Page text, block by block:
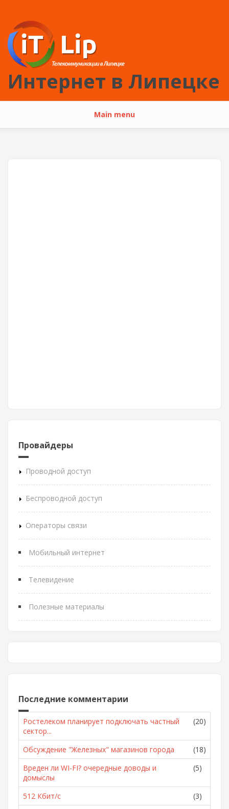
Интернет в Липецке
Main menu
Провайдеры
Проводной доступ
Беспроводной доступ
Операторы связи
Мобильный интернет
Телевидение
Полезные материалы
Последние комментарии
Ростелеком планирует подключать частный
сектор...
(20)
Обсуждение "Железных" магазинов города
(18)
Вреден ли WI-FI? очередные доводы и
домыслы
(5)
512 Кбит/с
(3)